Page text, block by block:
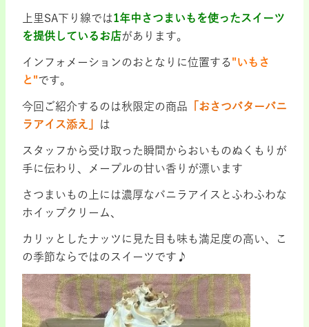
上里SA下り線では1年中さつまいもを使ったスイーツ
を提供しているお店があります。
インフォメーションのおとなりに位置する "いもさ
と"です。
今回ご紹介するのは秋限定の商品 「おさつバターバニ
ラアイス添え」
は
スタッフから受け取った瞬間からおいものぬくもりが
手に伝わり、メープルの甘い香りが漂います
さつまいもの上には濃厚なバニラアイスとふわふわな
ホイップクリーム、
カリッとしたナッツに見た目も味も満足度の高い、こ
の季節ならではのスイーツです♪